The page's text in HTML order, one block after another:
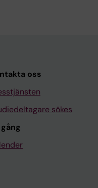
oss
sökes
gång